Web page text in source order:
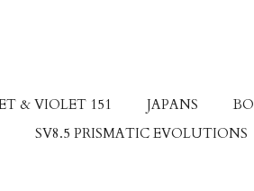
& VIOLET 151 JAPANS
SV8.5 PRISMATIC EVOLUTIONS